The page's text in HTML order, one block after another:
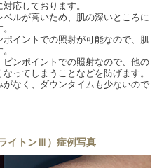
応しております。
ルが高いため、肌の深いところに
イントでの照射が可能なので、肌
ンポイントでの照射なので、他の
ってしまうことなどを防げます。
なく、ダウンタイムも少ないので
イトンⅢ）症例写真